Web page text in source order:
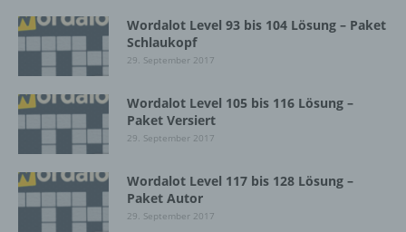
Wordalot Level 93 bis 104 Lösung – Paket
Schlaukopf
29. September 2017
Wordalot Level 105 bis 116 Lösung –
Paket Versiert
29. September 2017
Wordalot Level 117 bis 128 Lösung –
Paket Autor
29. September 2017
Einschränkung der Verarbeitung ist die
Markierung gespeicherter
personenbezogener Daten mit dem Ziel, ihre
e) Profiling
Profiling ist jede Art der automatisierten
Verarbeitung personenbezogener Daten, die
darin besteht, dass diese